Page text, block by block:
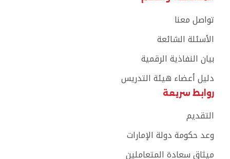
تواصل معنا
الأسئلة الشائعة
بيان النفاذية الرقمية
دليل أعضاء هيئة التدريس
روابط سريعة
التقديم
وعد حكومة دولة الإمارات
ميثاق سعادة المتعاملين